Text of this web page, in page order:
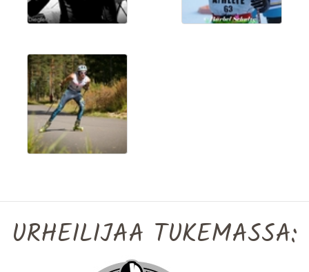
URHEILIJAA TUKEMASSA: